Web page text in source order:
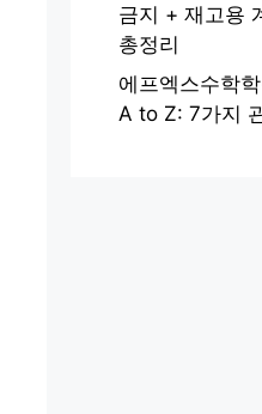
금지 + 재고용
총정리
에프엑스수학
A to Z: 7가지